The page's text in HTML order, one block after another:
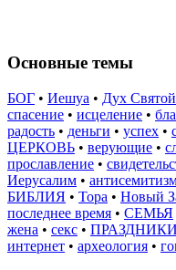
Основные темы
БОГ • Иешуа • Дух Святой
спасение • исцеление •
радость • деньги • успех •
ЦЕРКОВЬ • верующие •
прославление •
Иерусалим •
БИБЛИЯ • Тора • Новый
последнее время • СЕМЬЯ
жена • секс • ПРАЗДНИКИ
интернет • археология •